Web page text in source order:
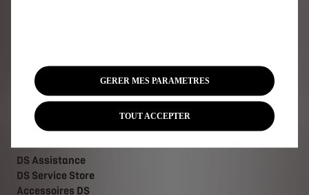
Contactez-nous
Newsletter
Services DS
DS Assistance
DS Service Store
Accessoires DS
GERER MES PARAMETRES
TOUT ACCEPTER